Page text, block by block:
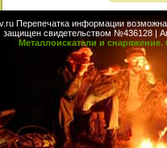
Перепечатка информации возможна
защищен свидетельством №436128 |
Металлоискатели и